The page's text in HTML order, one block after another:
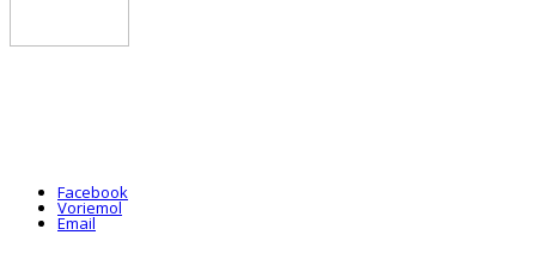
Facebook
Voriemol
Email